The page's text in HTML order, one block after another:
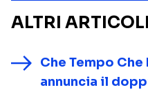
ALTRI
Che Tempo
annuncia il